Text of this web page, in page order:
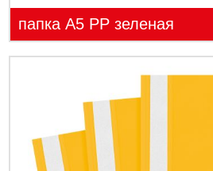
папка А5 PP зеленая